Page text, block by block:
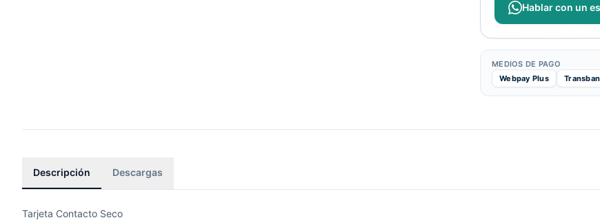
Hablar con un
MEDIOS DE PAGO
Webpay Plus
Descripción Descargas
Tarjeta Contacto Seco